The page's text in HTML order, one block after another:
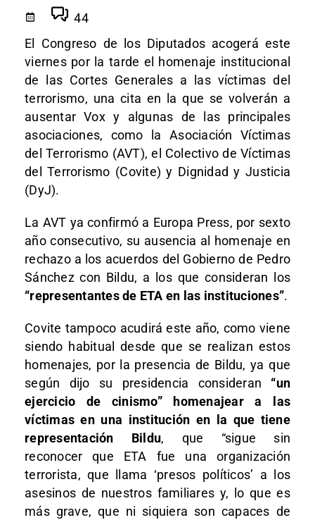
44
El Congreso de los Diputados acogerá este
viernes por la tarde el homenaje institucional
de las Cortes Generales a las víctimas del
terrorismo, una cita en la que se volverán a
ausentar Vox y algunas de las principales
asociaciones, como la Asociación Víctimas
del Terrorismo (AVT), el Colectivo de Víctimas
del Terrorismo (Covite) y Dignidad y Justicia
(DyJ).
La AVT ya confirmó a Europa Press, por sexto
año consecutivo, su ausencia al homenaje en
rechazo a los acuerdos del Gobierno de Pedro
Sánchez con Bildu, a los que consideran los
“representantes de ETA en las instituciones”.
Covite tampoco acudirá este año, como viene
siendo habitual desde que se realizan estos
homenajes, por la presencia de Bildu, ya que
según dijo su presidencia consideran “un
ejercicio de cinismo” homenajear a las
víctimas en una institución en la que tiene
representación Bildu, que “sigue sin
reconocer que ETA fue una organización
terrorista, que llama ‘presos políticos’ a los
asesinos de nuestros familiares y, lo que es
más grave, que ni siquiera son capaces de